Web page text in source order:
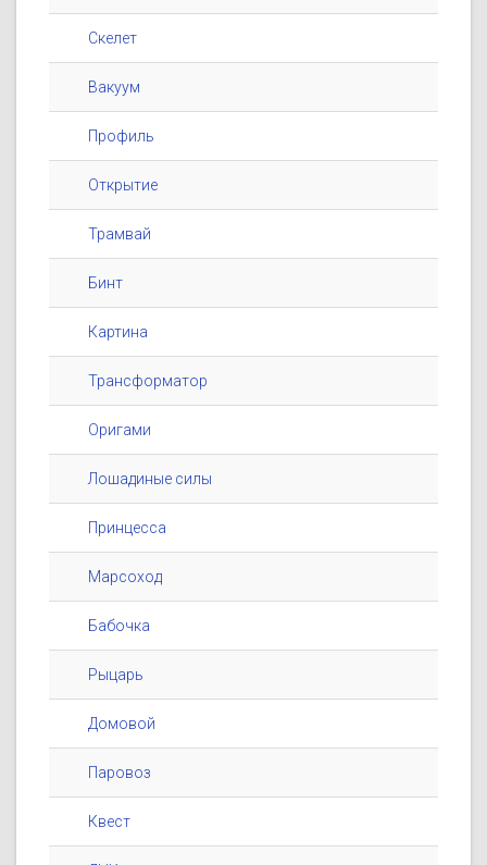
Скелет
Вакуум
Профиль
Открытие
Трамвай
Бинт
Картина
Трансформатор
Оригами
Лошадиные силы
Принцесса
Марсоход
Бабочка
Рыцарь
Домовой
Паровоз
Квест